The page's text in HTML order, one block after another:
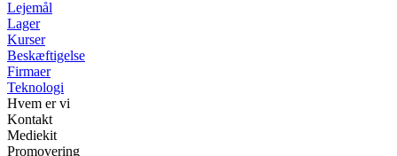
Lejemål
Lager
Kurser
Beskæftigelse
Firmaer
Teknologi
Hvem er vi
Kontakt
Mediekit
Promovering